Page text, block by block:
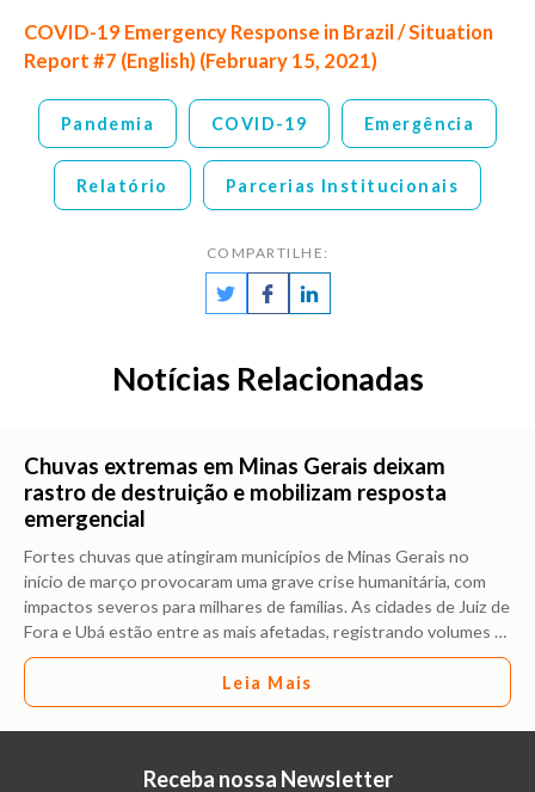
COVID-19 Emergency Response in Brazil / Situation
Report #7 (English) (February 15, 2021)
Pandemia COVID-19 Emergência
Relatório Parcerias Institucionais
COMPARTILHE:
Notícias Relacionadas
Chuvas extremas em Minas Gerais deixam
rastro de destruição e mobilizam resposta
emergencial
Fortes chuvas que atingiram municípios de Minas Gerais no
início de março provocaram uma grave crise humanitária, com
impactos severos para milhares de famílias. As cidades de Juiz de
Fora e Ubá estão entre as mais afetadas, registrando volumes …
Leia Mais
Receba nossa Newsletter